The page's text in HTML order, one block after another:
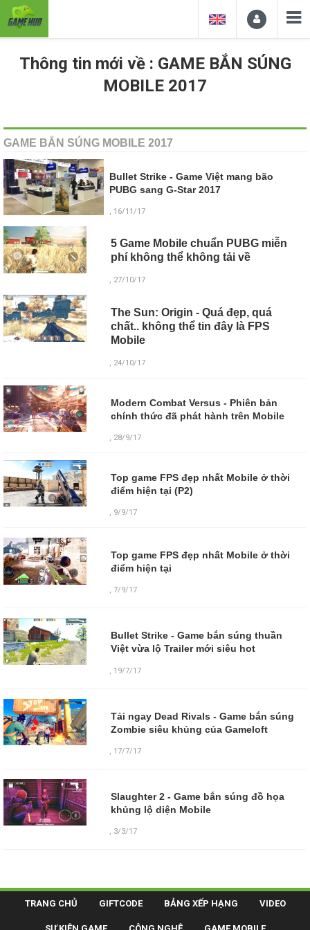
Thông tin mới về : GAME BẮN SÚNG
MOBILE 2017
GAME BẮN SÚNG MOBILE 2017
Bullet Strike - Game Việt mang bão
PUBG sang G-Star 2017
, 16/11/17
5 Game Mobile chuẩn PUBG miễn
phí không thể không tải về
, 27/10/17
The Sun: Origin - Quá đẹp, quá
chất.. không thể tin đây là FPS
Mobile
, 24/10/17
Modern Combat Versus - Phiên bản
chính thức đã phát hành trên Mobile
, 28/9/17
Top game FPS đẹp nhất Mobile ở thời
điểm hiện tại (P2)
, 9/9/17
Top game FPS đẹp nhất Mobile ở thời
điểm hiện tại
,7/9/17
Bullet Strike - Game bắn súng thuần
Việt vừa lộ Trailer mới siêu hot
19/7/17
Tải ngay Dead Rivals - Game bắn súng
Zombie siêu khủng của Gameloft
, 17/7/17
Slaughter 2 - Game bắn súng đồ họa
khủng lộ diện Mobile
, 3/3/17
TRANG CHỦ GIFTCODE BẢNG XẾP HẠNG VIDEO